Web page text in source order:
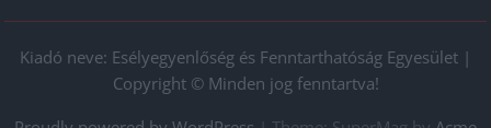
Kiadó neve: Esélyegyenlőség és Fenntarthatóság Egyesület |
Copyright © Minden jog fenntartva!